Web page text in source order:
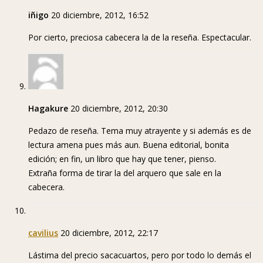
iñigo 20 diciembre, 2012, 16:52
Por cierto, preciosa cabecera la de la reseña. Espectacular.
Hagakure 20 diciembre, 2012, 20:30
Pedazo de reseña. Tema muy atrayente y si además es de
lectura amena pues más aun. Buena editorial, bonita
edición; en fin, un libro que hay que tener, pienso.
Extraña forma de tirar la del arquero que sale en la
cabecera.
cavilius 20 diciembre, 2012, 22:17
Lástima del precio sacacuartos, pero por todo lo demás el